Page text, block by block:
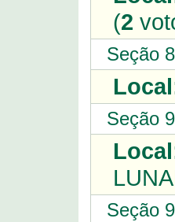
(2
Seção
Seção
Seção